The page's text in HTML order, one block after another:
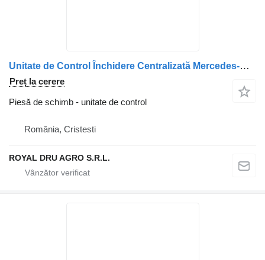
Unitate de Control Închidere Centralizată Mercedes-Benz A0004461 pentru camion VDO
Preț la cerere
Piesă de schimb - unitate de control
România, Cristesti
ROYAL DRU AGRO S.R.L.